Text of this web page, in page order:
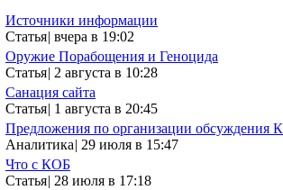
Источники информации
Статья| вчера в 19:02
Оружие Порабощения и Геноцида
Статья| 2 августа в 10:28
Санация сайта
Статья| 1 августа в 20:45
Предложения по организации обсуждения
Аналитика| 29 июля в 15:47
Что с КОБ
Статья| 28 июля в 17:18